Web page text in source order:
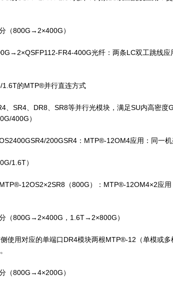
800G→2×400G）
FR4-400G光纤：两条LC双工跳线应
的MTP®并行直连方式
SR4、DR8、SR8等并行光模块，满足SU内高密度
400G）
200GSR4：MTP®-12OM4应用：同一机
1.6T）
12OS2×2SR8（800G）：MTP®-12OM4×2应用
800G→2×400G，1.6T→2×800G）
用对应的单端口DR4模块两根MTP®-12（单模或多
800G→4×200G）